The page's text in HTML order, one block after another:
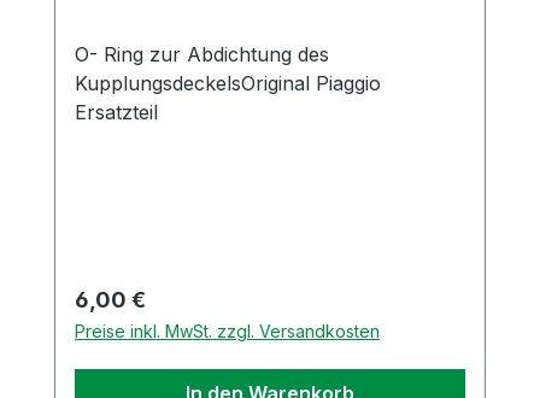
O- Ring zur Abdichtung des
KupplungsdeckelsOriginal Piaggio
Ersatzteil
Regulärer Preis:
6,00 €
Preise inkl. MwSt. zzgl. Versandkosten
In den Warenkorb